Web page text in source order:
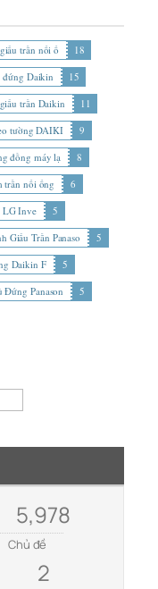
trần nối ố
18
Daikin
15
trần Daikin
11
tường DAIKI
9
đồng máy lạ
8
trần nối ống
6
LG Inve
5
Giấu Trần Panaso
5
Daikin F
5
Đứng Panason 5
5,978
Chủ đề
2